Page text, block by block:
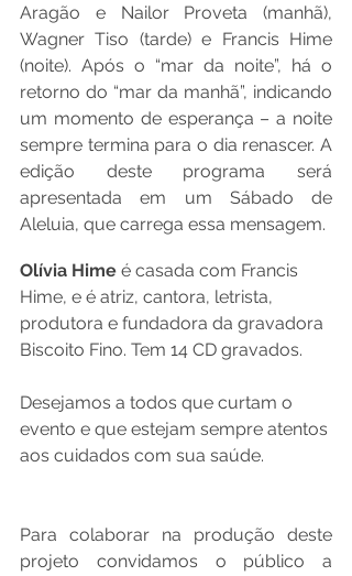
Aragão e Nailor Proveta (manhã),
Wagner Tiso (tarde) e Francis Hime
(noite). Após o “mar da noite”, há o
retorno do “mar da manhã”, indicando
um momento de esperança – a noite
sempre termina para o dia renascer. A
edição deste programa será
apresentada em um Sábado de
Aleluia, que carrega essa mensagem.
Olívia Hime é casada com Francis
Hime, e é atriz, cantora, letrista,
produtora e fundadora da gravadora
Biscoito Fino. Tem 14 CD gravados.
Desejamos a todos que curtam o
evento e que estejam sempre atentos
aos cuidados com sua saúde.
Para colaborar na produção deste
projeto convidamos o público a